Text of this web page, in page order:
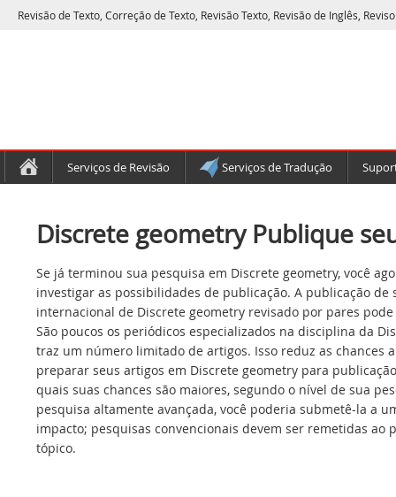
Revisão de Texto, Correção de Texto, Revisão Texto, Revisão de Inglês,
Serviços de Revisão Serviços de Tradução
Discrete geometry Publique
Se já terminou sua pesquisa em Discrete geometry, você
investigar as possibilidades de publicação. A publicação
internacional de Discrete geometry revisado por pares
São poucos os periódicos especializados na disciplina da
traz um número limitado de artigos. Isso reduz as chances
preparar seus artigos em Discrete geometry para
quais suas chances são maiores, segundo o nível de sua
pesquisa altamente avançada, você poderia submetê-la a
impacto; pesquisas convencionais devem ser remetidas ao
tópico.